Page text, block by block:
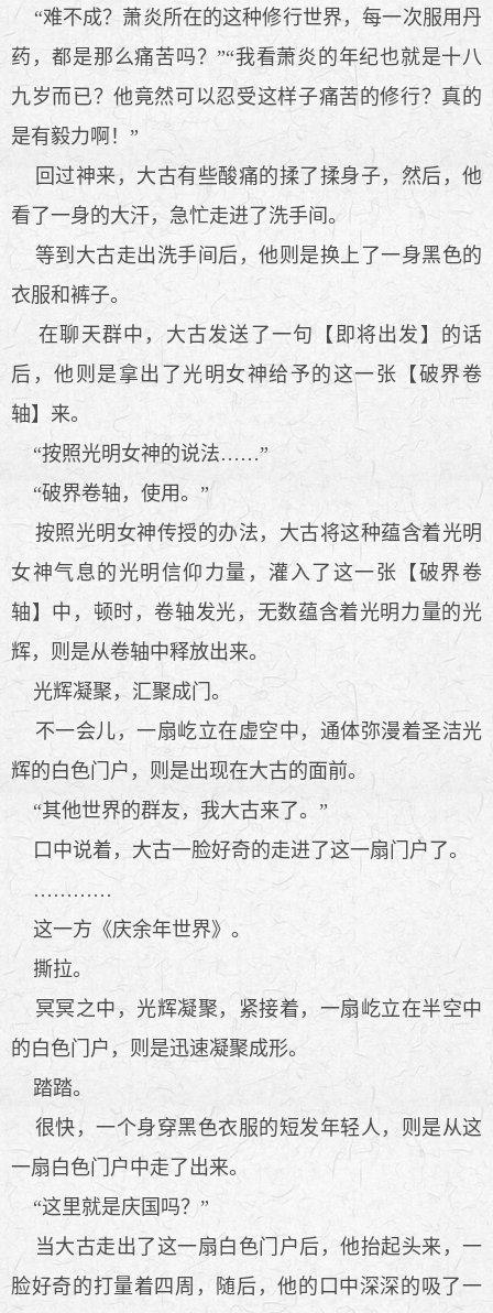
“难不成？萧炎所在的这种修行世界，每一次服用丹
药，都是那么痛苦吗？”“我看萧炎的年纪也就是十八
九岁而已？他竟然可以忍受这样子痛苦的修行？真的
是有毅力啊！”
回过神来，大古有些酸痛的揉了揉身子，然后，他
看了一身的大汗，急忙走进了洗手间。
等到大古走出洗手间后，他则是换上了一身黑色的
衣服和裤子。
在聊天群中，大古发送了一句【即将出发】的话
后，他则是拿出了光明女神给予的这一张【破界卷
轴】来。
“按照光明女神的说法……”
“破界卷轴，使用。”
按照光明女神传授的办法，大古将这种蕴含着光明
女神气息的光明信仰力量，灌入了这一张【破界卷
轴】中，顿时，卷轴发光，无数蕴含着光明力量的光
辉，则是从卷轴中释放出来。
光辉凝聚，汇聚成门。
不一会儿，一扇屹立在虚空中，通体弥漫着圣洁光
辉的白色门户，则是出现在大古的面前。
“其他世界的群友，我大古来了。”
口中说着，大古一脸好奇的走进了这一扇门户了。
…………
这一方《庆余年世界》。
撕拉。
冥冥之中，光辉凝聚，紧接着，一扇屹立在半空中
的白色门户，则是迅速凝聚成形。
踏踏。
很快，一个身穿黑色衣服的短发年轻人，则是从这
一扇白色门户中走了出来。
“这里就是庆国吗？”
当大古走出了这一扇白色门户后，他抬起头来，一
脸好奇的打量着四周，随后，他的口中深深的吸了一